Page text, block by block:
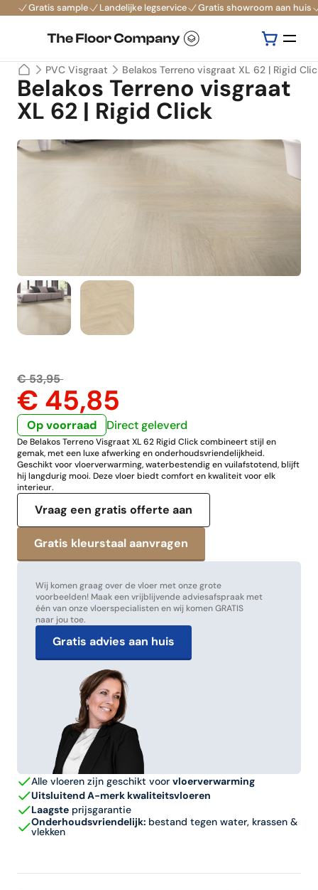
Gratis sample Landelijke legservice Gratis showroom aan huis
PVC Visgraat Belakos Terreno visgraat XL 62 | Rigid
Belakos Terreno visgraat
XL 62 | Rigid Click
€ 45,85
€ 53,95
Op voorraad Direct geleverd
De Belakos Terreno Visgraat XL 62 Rigid Click combineert stijl en
gemak, met een luxe afwerking en onderhoudsvriendelijkheid.
Geschikt voor vloerverwarming, waterbestendig en vuilafstotend, blijft
hij langdurig mooi. Deze vloer biedt comfort en kwaliteit voor elk
interieur.
Vraag een gratis offerte aan
Wij komen graag over de vloer met onze grote
voorbeelden! Maak een vrijblijvende adviesafspraak met
één van onze vloerspecialisten en wij komen GRATIS
naar jou toe.
Gratis advies aan huis
Alle vloeren zijn geschikt voor vloerverwarming
Uitsluitend A-merk kwaliteitsvloeren
Laagste prijsgarantie
Onderhoudsvriendelijk: bestand tegen water, krassen &
vlekken